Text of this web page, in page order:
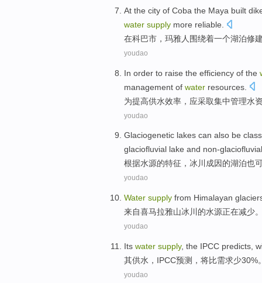
At the city of Coba the Maya built
water supply more reliable
在科巴市 ，玛雅人 围绕着一个湖泊修建
youdao
In order to raise the efficiency of the
management of water resources
为提高供水效率 ， 应采取集中管理水
youdao
Glaciogenetic lakes can also be
glaciofluvial lake and non-glaciofluvial
根据水源的特征 ， 冰川 成因的湖泊也
youdao
Water supply from Himalayan
来自喜马拉雅山冰川 的水源正在减少。
youdao
Its water supply, the IPCC predicts
其供水 ， IPCC预测 ， 将比需求少30%。
youdao